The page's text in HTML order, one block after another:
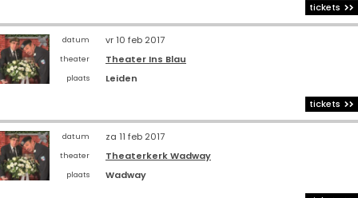
tickets
datum vr 10 feb 2017
theater Theater Ins Blau
plaats
Leiden
tickets
datum za 11 feb 2017
theater Theaterkerk Wadway
plaats
Wadway